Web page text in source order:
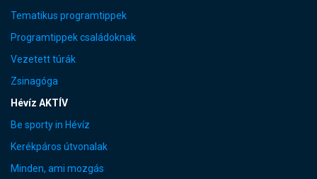
Tematikus programtippek
Programtippek családoknak
Vezetett túrák
Zsinagóga
Hévíz AKTÍV
Be sporty in Hévíz
Kerékpáros útvonalak
Minden, ami mozgás